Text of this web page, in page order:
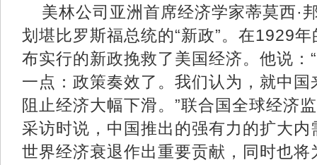
美林公司亚洲首席经济学家蒂莫西·
划堪比罗斯福总统的“新政”。在1929
布实行的新政挽救了美国经济。他说：
一点：政策奏效了。我们认为，就中
阻止经济大幅下滑。”联合国全球经济
采访时说，中国推出的强有力的扩大
世界经济衰退作出重要贡献，同时也